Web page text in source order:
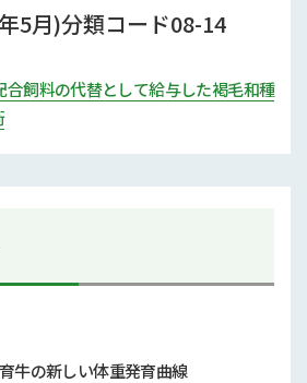
5月)分類コード08-14
飼料の代替として給与した褐毛和種
牛の新しい体重発育曲線